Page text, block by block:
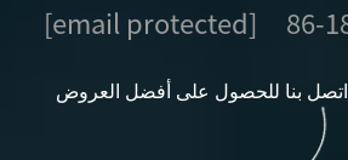
[email protected]
اتصل بنا للحصول على أفضل العروض